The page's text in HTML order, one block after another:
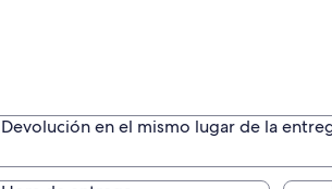
Devolución en el mismo lugar de la
Devolución en el mismo lugar de la